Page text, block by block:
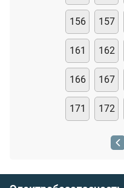
156 157
161 162
166 167
171 172